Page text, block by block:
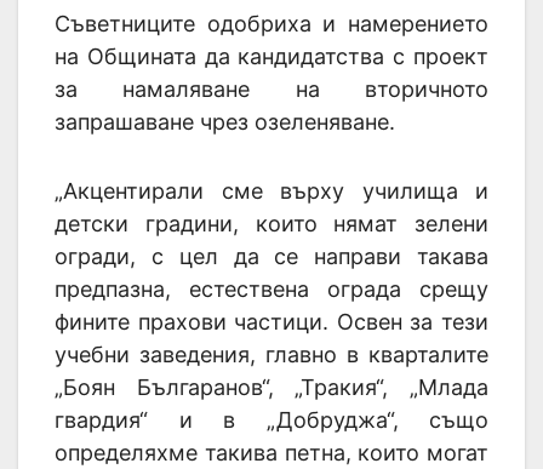
Съветниците одобриха и намерението
на Общината да кандидатства с проект
за намаляване на вторичното
запрашаване чрез озеленяване.
„Акцентирали сме върху училища и
детски градини, които нямат зелени
огради, с цел да се направи такава
предпазна, естествена ограда срещу
фините прахови частици. Освен за тези
учебни заведения, главно в кварталите
„Боян Българанов“, „Тракия“, „Млада
гвардия“ и в „Добруджа“, също
определяхме такива петна, които могат